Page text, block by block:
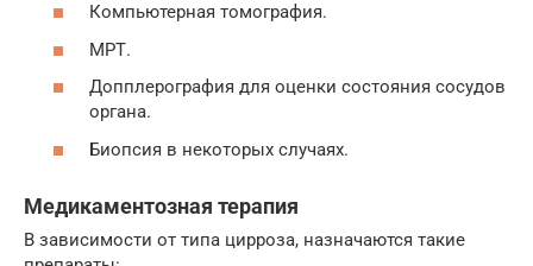
Компьютерная томография.
МРТ.
Допплерография для оценки состояния сосудов
органа.
Биопсия в некоторых случаях.
Медикаментозная терапия
В зависимости от типа цирроза, назначаются такие